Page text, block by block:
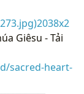
Giêsu - Tải
sacred-heart-